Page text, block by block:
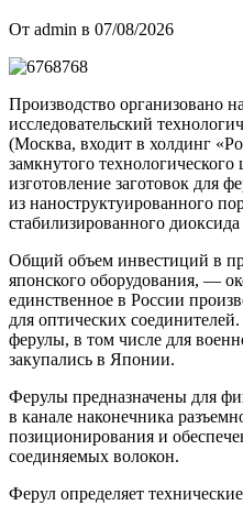
От admin в 07/08/2026
Производство организовано
исследовательский
(Москва, входит в холдинг
замкнутого
изготовление заготовок для
из наноструктуированного
стабилизированного
Общий объем инвестиций в
японского оборудования, —
единственное в России
для оптических
ферулы, в том числе для
закупались в Японии.
Ферулы предназначены для
в канале наконечника
позиционирования и
соединяемых волокон.
Ферул определяет